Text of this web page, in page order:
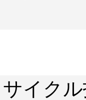
サイク